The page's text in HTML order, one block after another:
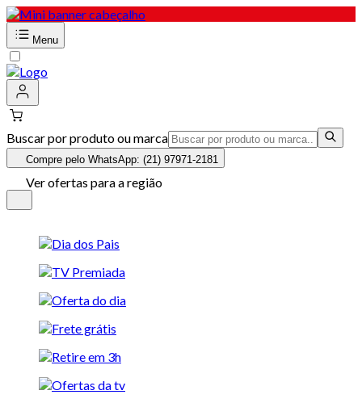
Menu
Buscar por produto ou marca
Compre pelo WhatsApp: (21) 97971-2181
Ver ofertas para a região